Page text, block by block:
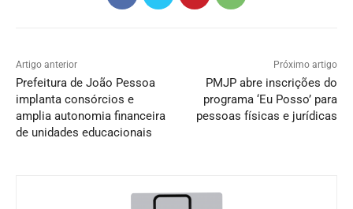
Artigo anterior
Prefeitura de João Pessoa
implanta consórcios e
amplia autonomia financeira
de unidades educacionais
Próximo artigo
PMJP abre inscrições do
programa ‘Eu Posso’ para
pessoas físicas e jurídicas